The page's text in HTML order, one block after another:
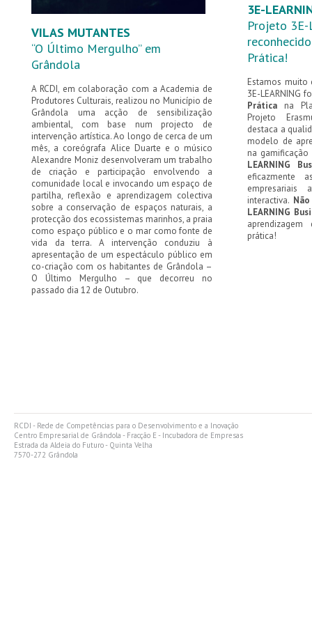
VILAS MUTANTES
“O Último Mergulho” em
Grândola
A RCDI, em colaboração com a Academia de
Produtores Culturais, realizou no Município de
Grândola uma acção de sensibilização
ambiental, com base num projecto de
intervenção artística. Ao longo de cerca de um
mês, a coreógrafa Alice Duarte e o músico
Alexandre Moniz desenvolveram um trabalho
de criação e participação envolvendo a
comunidade local e invocando um espaço de
partilha, reflexão e aprendizagem colectiva
sobre a conservação de espaços naturais, a
protecção dos ecossistemas marinhos, a praia
como espaço público e o mar como fonte de
vida da terra. A intervenção conduziu à
apresentação de um espectáculo público em
co-criação com os habitantes de Grândola –
O Último Mergulho – que decorreu no
passado dia 12 de Outubro.
3E-
Projeto 3E-
Prática!
Estamos muito
3E-LEARNING
Prática na
Projeto
destaca a
modelo de
na
LEARNING
eficazmente
empresariais
interactiva.
LEARNING
prática!
RCDI - Rede de Competências para o Desenvolvimento e a Inovação
Centro Empresarial de Grândola - Fracção E - Incubadora de Empresas
Estrada da Aldeia do Futuro - Quinta Velha
7570-272 Grândola